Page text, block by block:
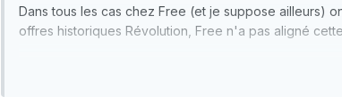
Dans tous les cas chez Free (et je suppose ailleurs)
offres historiques Révolution, Free n'a pas aligné